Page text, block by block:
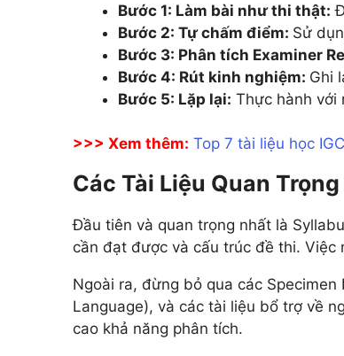
Bước 1: Làm bài như thi thật:
Bước 2: Tự chấm điểm: Sử
Bước 3: Phân tích Examiner
Bước 4: Rút kinh nghiệm: Ghi
Bước 5: Lặp lại: Thực hành với
>>> Xem thêm: Top 7 tài liệu học
Các Tài Liệu Quan
Đầu tiên và quan trọng nhất là
cần đạt được và cấu trúc đề thi. Việc
Ngoài ra, đừng bỏ qua các
Language), và các tài liệu bổ trợ về
cao khả năng phân tích.